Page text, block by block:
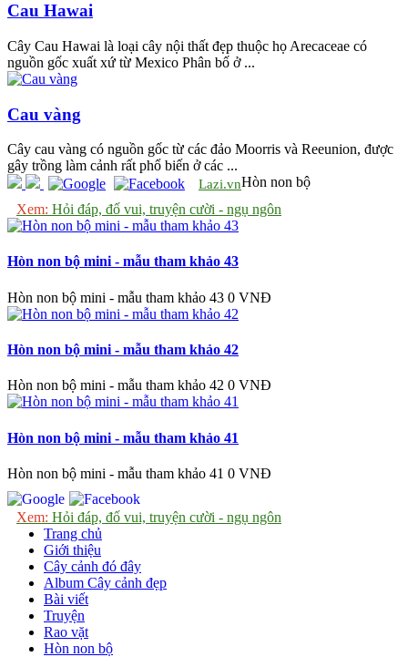
Cau Hawai
Cây Cau Hawai là loại cây nội thất đẹp thuộc họ Arecaceae có
nguồn gốc xuất xứ từ Mexico Phân bố ở ...
Cau vàng
Cây cau vàng có nguồn gốc từ các đảo Moorris và Reeunion, được
gây trồng làm cảnh rất phổ biến ở các ...
Lazi.vn
Xem: Hỏi đáp, đố vui, truyện cười - ngụ ngôn
Hòn non bộ
Hòn non bộ mini - mẫu tham khảo 43
Hòn non bộ mini - mẫu tham khảo 43 0 VNĐ
Hòn non bộ mini - mẫu tham khảo 42
Hòn non bộ mini - mẫu tham khảo 42 0 VNĐ
Hòn non bộ mini - mẫu tham khảo 41
Hòn non bộ mini - mẫu tham khảo 41 0 VNĐ
Xem: Hỏi đáp, đố vui, truyện cười - ngụ ngôn
Trang chủ
Giới thiệu
Cây cảnh đó đây
Album Cây cảnh đẹp
Bài viết
Truyện
Rao vặt
Hòn non bộ